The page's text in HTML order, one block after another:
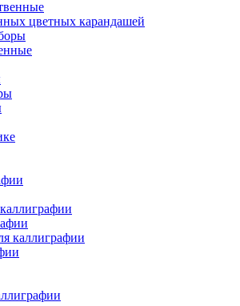
цветных карандашей
каллиграфии